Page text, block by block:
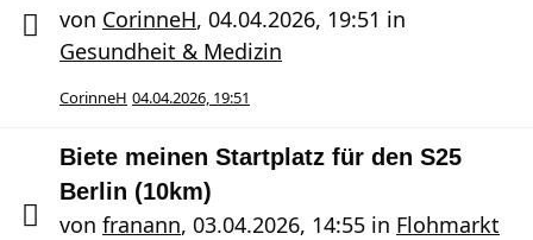
von CorinneH, 04.04.2026, 19:51 in
Gesundheit & Medizin
CorinneH 04.04.2026, 19:51
Biete meinen Startplatz für den S25
Berlin (10km)
von franann, 03.04.2026, 14:55 in Flohmarkt